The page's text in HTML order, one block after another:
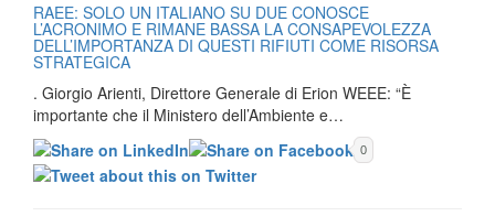
RAEE: SOLO UN ITALIANO SU DUE CONOSCE
L’ACRONIMO E RIMANE BASSA LA CONSAPEVOLEZZA
DELL’IMPORTANZA DI QUESTI RIFIUTI COME RISORSA
STRATEGICA
. Giorgio Arienti, Direttore Generale di Erion WEEE: “È
importante che il Ministero dell’Ambiente e…
0